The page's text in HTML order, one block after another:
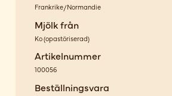
Frankrike/Normandie
Mjölk från
Ko(opastöriserad)
Artikelnummer
100056
Beställningsvara